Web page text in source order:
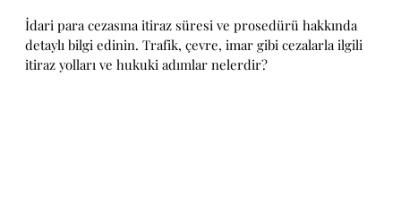
İdari para cezasına itiraz süresi ve prosedürü hakkında
detaylı bilgi edinin. Trafik, çevre, imar gibi cezalarla ilgili
itiraz yolları ve hukuki adımlar nelerdir?